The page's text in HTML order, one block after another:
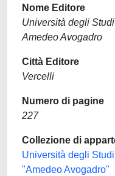
Nome Editore
Università degli
Amedeo Avogadro
Città Editore
Vercelli
Numero di pagine
227
Collezione di
Università degli
"Amedeo Avogadro"